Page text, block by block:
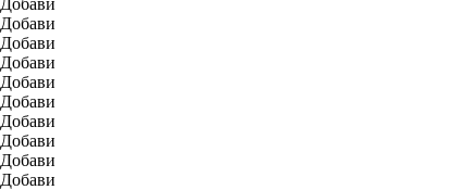
Добави
Добави
Добави
Добави
Добави
Добави
Добави
Добави
Добави